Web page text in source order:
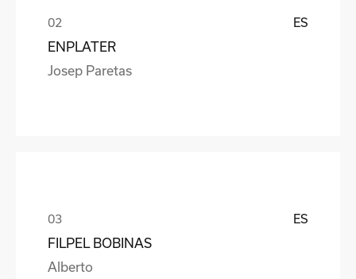
ES
ENPLATER
Josep Paretas
ES
FILPEL BOBINAS
Alberto